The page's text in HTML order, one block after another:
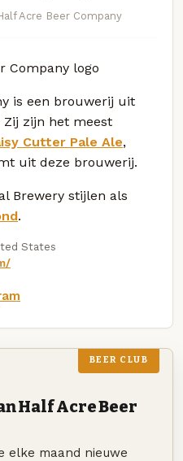
Acre Beer Company
is een brouwerij uit
Zij zijn het meest
Cutter Pale Ale,
uit deze brouwerij.
Brewery stijlen als
.
States
BEER CLUB
Half Acre Beer
elke maand nieuwe